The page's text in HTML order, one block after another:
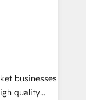
Agilitas,
being used
with
budget
methods,
businesses
quality